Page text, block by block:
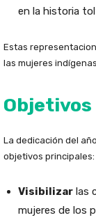
en la historia
Estas
las mujeres
La dedicación del
objetivos principales:
Visibilizar las
mujeres de los